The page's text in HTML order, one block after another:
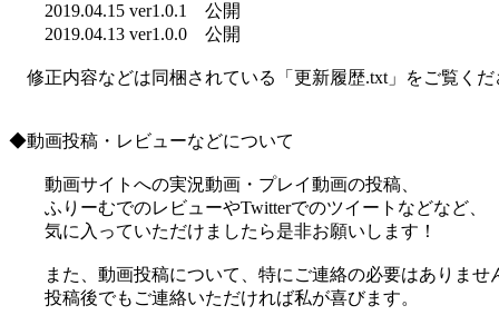
2019.04.15 ver1.0.1 公開
2019.04.13 ver1.0.0 公開
修正内容などは同梱されている「更新履歴.txt」をご覧くだ
◆動画投稿・レビューなどについて
動画サイトへの実況動画・プレイ動画の投稿、
ふりーむでのレビューやTwitterでのツイートなどなど、
気に入っていただけましたら是非お願いします！
また、動画投稿について、特にご連絡の必要はありませ
投稿後でもご連絡いただければ私が喜びます。